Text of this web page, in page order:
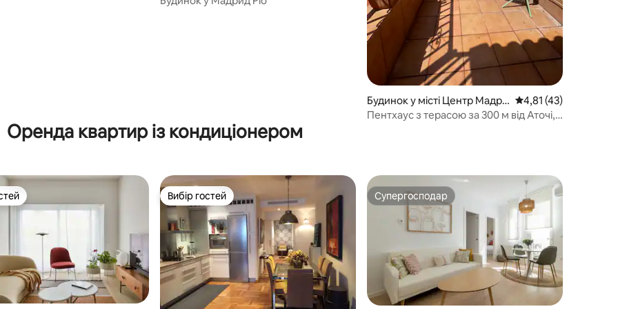
Будинок у місті Центр Мадри
д
Середня оцінка: 4,81
4,81 (43)
Пентхаус з терасою за 300 м від Аточі,
Оренда квартир із кондиціонером
Вибір гостей
Вибір гостей Супергосподар
Супергосподар